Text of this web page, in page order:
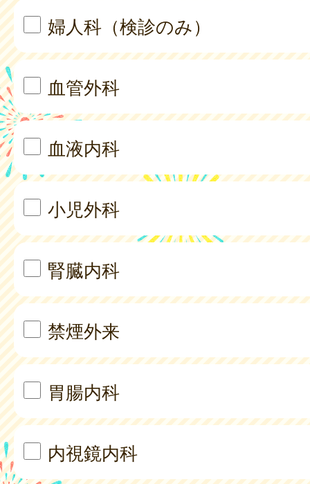
婦人科（検診のみ）
血管外科
血液内科
小児外科
腎臓内科
禁煙外来
胃腸内科
内視鏡内科